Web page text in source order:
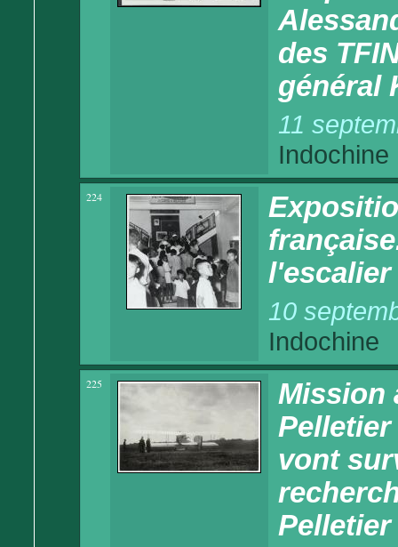
des
général
11
Indochine
224
l'escalier
10
Indochine
225
Mission
vont